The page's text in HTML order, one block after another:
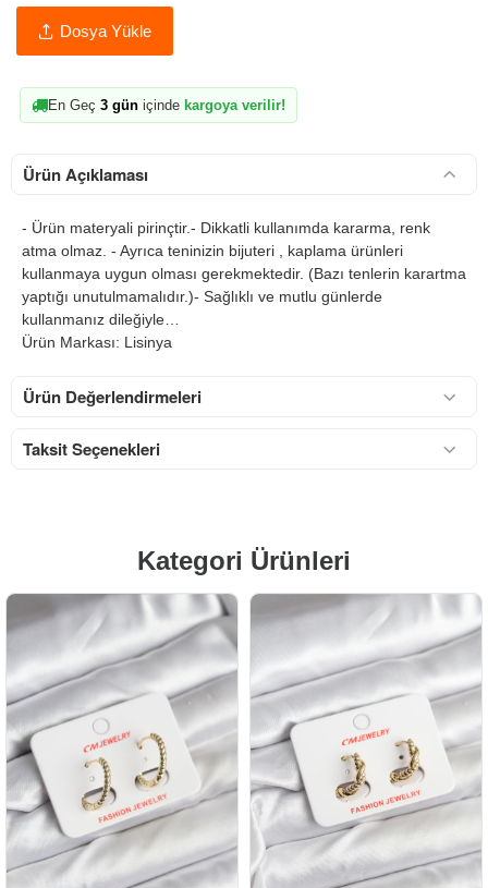
Dosya Yükle
En Geç 3 gün içinde kargoya verilir!
Ürün Açıklaması
- Ürün materyali pirinçtir.- Dikkatli kullanımda kararma, renk
atma olmaz. - Ayrıca teninizin bijuteri , kaplama ürünleri
kullanmaya uygun olması gerekmektedir. (Bazı tenlerin karartma
yaptığı unutulmamalıdır.)- Sağlıklı ve mutlu günlerde
kullanmanız dileğiyle…
Ürün Markası: Lisinya
Ürün Değerlendirmeleri
Taksit Seçenekleri
Kategori Ürünleri